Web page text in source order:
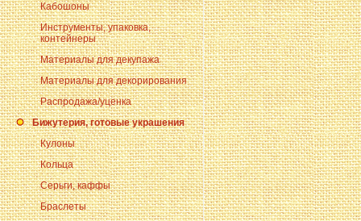
Кабошоны
Инструменты, упаковка,
контейнеры
Материалы для декупажа
Материалы для декорирования
Распродажа/уценка
Бижутерия, готовые украшения
Кулоны
Кольца
Серьги, каффы
Браслеты